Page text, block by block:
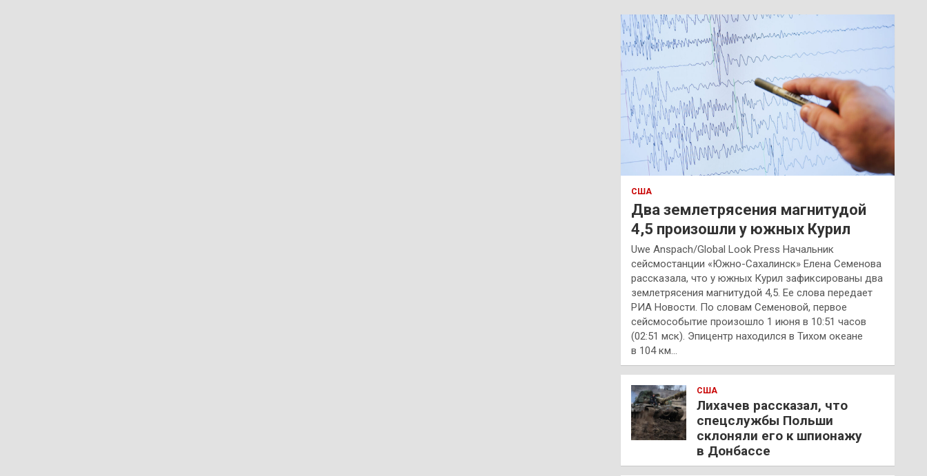
США
Два землетрясения магнитудой
4,5 произошли у южных Курил
Uwe Anspach/Global Look Press Начальник
сейсмостанции «Южно-Сахалинск» Елена Семенова
рассказала, что у южных Курил зафиксированы два
землетрясения магнитудой 4,5. Ее слова передает
РИА Новости. По словам Семеновой, первое
сейсмособытие произошло 1 июня в 10:51 часов
(02:51 мск). Эпицентр находился в Тихом океане
в 104 км…
США
Лихачев рассказал, что
спецслужбы Польши
склоняли его к шпионажу
в Донбассе